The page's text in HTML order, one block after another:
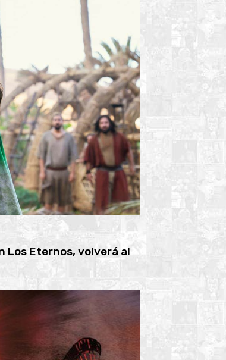
Los Eternos, volverá al